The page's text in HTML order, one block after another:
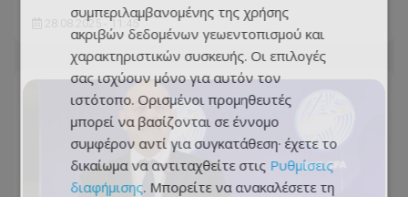
28.08.2025 - 11:45
συμπεριλαμβανομένης της χρήσης
ακριβών δεδομένων γεωεντοπισμού και
χαρακτηριστικών συσκευής. Οι επιλογές
σας ισχύουν μόνο για αυτόν τον
ιστότοπο. Ορισμένοι προμηθευτές
μπορεί να βασίζονται σε έννομο
συμφέρον αντί για συγκατάθεση· έχετε το
δικαίωμα να αντιταχθείτε στις Ρυθμίσεις
διαφήμισης. Μπορείτε να ανακαλέσετε τη